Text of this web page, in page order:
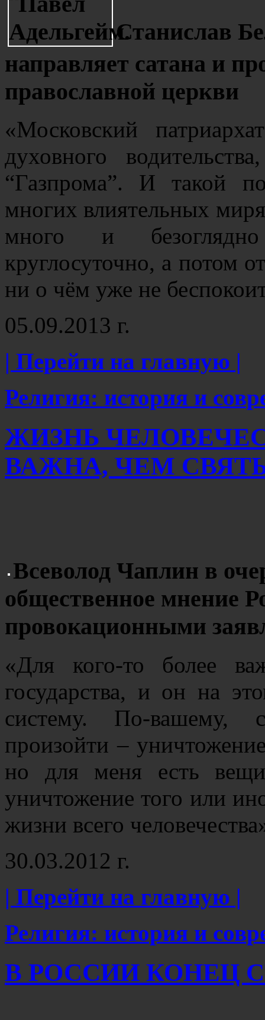
Станислав
направляет сатана и
православной церкви
«Московский
духовного
“Газпрома”. И такой
многих влиятельных
много и
круглосуточно, а потом
ни о чём уже не
05.09.2013 г.
| Перейти на главную |
Религия: история и
ЖИЗНЬ
ВАЖНА, ЧЕМ
Всеволод Чаплин в
общественное мнение
провокационными
«Для кого-то более
государства, и он на
систему. По-вашему,
произойти –
но для меня есть
уничтожение того или
жизни всего
30.03.2012 г.
| Перейти на главную |
Религия: история и
В РОССИИ КОНЕЦ